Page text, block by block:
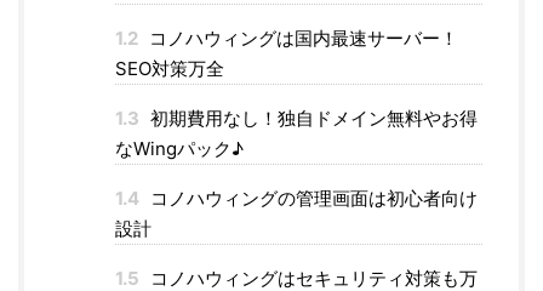
1.2 コノハウィングは国内最速サーバー！
SEO対策万全
1.3 初期費用なし！独自ドメイン無料やお得
なWingパック♪
1.4 コノハウィングの管理画面は初心者向け
設計
1.5
コノハウィングはセキュリティ対策も万